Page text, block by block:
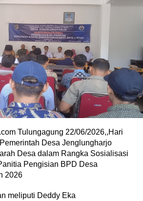
Tulungagung 22/06/2026,,Hari
Desa Jenglungharjo
Desa dalam Rangka Sosialisasi
Pengisian BPD Desa
2026
meliputi Deddy Eka